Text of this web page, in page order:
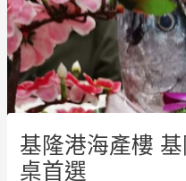
基隆港海產樓
桌首選
navigation